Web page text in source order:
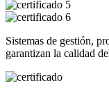
Sistemas de gestión,
garantizan la calidad